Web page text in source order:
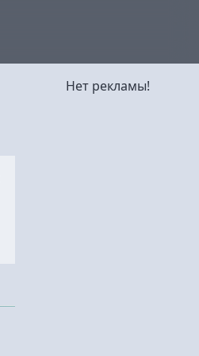
Нет рекламы!